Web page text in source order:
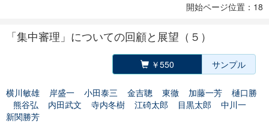
開始ページ位置：18
「集中審理」についての回顧と展望（５）
￥550 サンプル
横川敏雄 岸盛一 小田泰三 金吉聰 東徹 加藤一芳
樋口勝
熊谷弘
内田武文 寺内冬樹 江碕太郎 目黒太郎
中川一
新関勝芳